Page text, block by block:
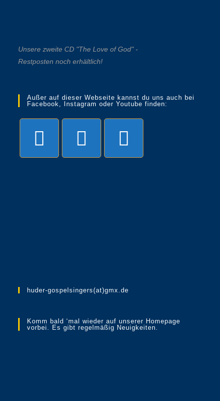
Unsere zweite CD "The Love of God" -
Restposten noch erhältlich!
Außer auf dieser Webseite kannst du uns auch bei
Facebook, Instagram oder Youtube finden:
huder-gospelsingers(at)gmx.de
Komm bald ‘mal wieder auf unserer Homepage
vorbei. Es gibt regelmäßig Neuigkeiten.